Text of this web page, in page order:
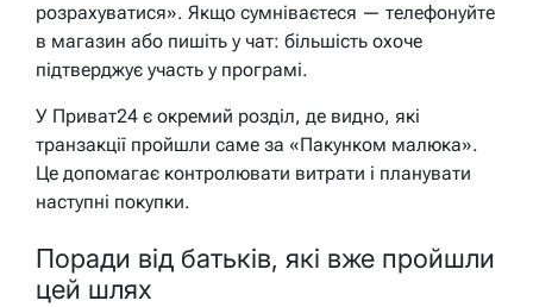
розрахуватися». Якщо сумніваєтеся — телефонуйте
в магазин або пишіть у чат: більшість охоче
підтверджує участь у програмі.
У Приват24 є окремий розділ, де видно, які
транзакції пройшли саме за «Пакунком малюка».
Це допомагає контролювати витрати і планувати
наступні покупки.
Поради від батьків, які вже пройшли
цей шлях